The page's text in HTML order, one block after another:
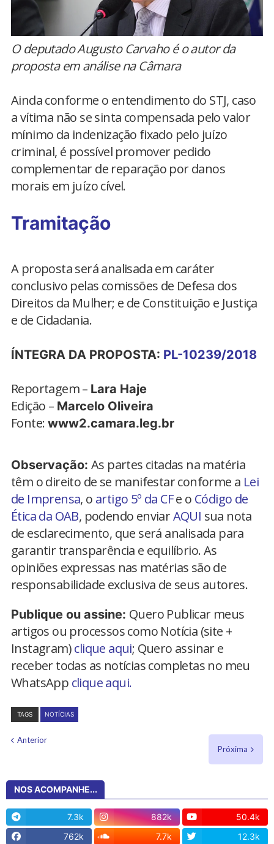
O deputado Augusto Carvaho é o autor da
proposta em análise na Câmara
Ainda conforme o entendimento do STJ, caso
a vítima não se sinta compensada pelo valor
mínimo da indenização fixado pelo juízo
criminal, é possível promover pedido
complementar de reparação por danos
morais em juízo cível.
Tramitação
A proposta será analisada em caráter
conclusivo pelas comissões de Defesa dos
Direitos da Mulher; e de Constituição e Justiça
e de Cidadania.
ÍNTEGRA DA PROPOSTA: PL-10239/2018
Reportagem – Lara Haje
Edição – Marcelo Oliveira
Fonte: www2.camara.leg.br
Observação: As partes citadas na matéria
têm o direito de se manifestar conforme a Lei
de Imprensa, o artigo 5º da CFe o Código de
Ética da OAB, podendo enviarAQUI sua nota
de esclarecimento, que será analisada para
garantir transparência e equilíbrio. As
opiniões expressas nas matérias são de
responsabilidade exclusiva de seus autores.
Publique ou assine: Quero Publicar meus
artigos ou processos como Notícia (site +
Instagram)clique aqui; Quero assinar e
receber todas as notícias completas no meu
WhatsApp clique aqui.
TAGS NOTÍCIAS
Anterior
Próxima
NOS ACOMPANHE...
7.3k 882k
50.4k
762k
7.7k 12.3k